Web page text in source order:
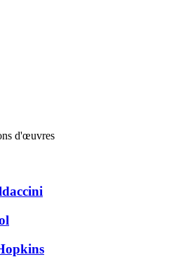
d'œuvres